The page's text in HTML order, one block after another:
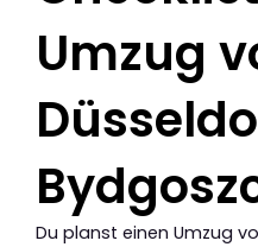
Umzug
Du planst einen Umzug